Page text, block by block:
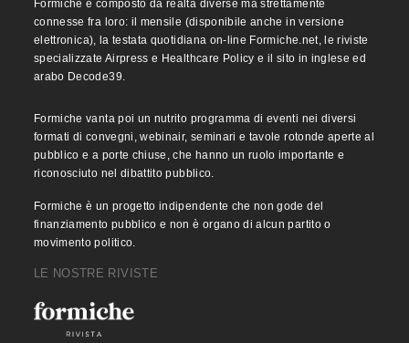
Formiche è composto da realtà diverse ma strettamente
connesse fra loro: il mensile (disponibile anche in versione
elettronica), la testata quotidiana on-line Formiche.net, le riviste
specializzate Airpress e Healthcare Policy e il sito in inglese ed
arabo Decode39.
Formiche vanta poi un nutrito programma di eventi nei diversi
formati di convegni, webinair, seminari e tavole rotonde aperte al
pubblico e a porte chiuse, che hanno un ruolo importante e
riconosciuto nel dibattito pubblico.
Formiche è un progetto indipendente che non gode del
finanziamento pubblico e non è organo di alcun partito o
movimento politico.
LE NOSTRE RIVISTE